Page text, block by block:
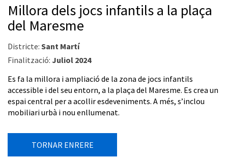
Millora dels jocs infantils a la plaça
del Maresme
Districte: Sant Martí
Finalització: Juliol 2024
Es fa la millora i ampliació de la zona de jocs infantils
accessible i del seu entorn, a la plaça del Maresme. Es crea un
espai central per a acollir esdeveniments. A més, s’inclou
mobiliari urbà i nou enllumenat.
TORNAR ENRERE